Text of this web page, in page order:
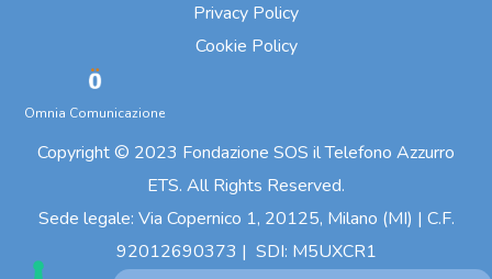
Privacy Policy
Cookie Policy
Omnia Comunicazione
Copyright © 2023 Fondazione SOS il Telefono Azzurro
ETS. All Rights Reserved.
Sede legale: Via Copernico 1, 20125, Milano (MI) | C.F.
92012690373 | SDI: M5UXCR1